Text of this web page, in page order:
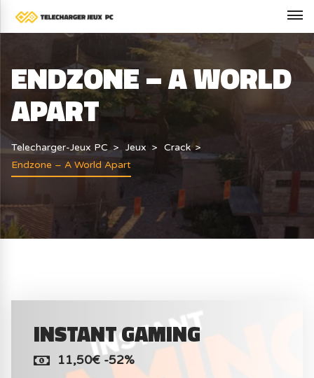
ENDZONE – A WORLD
APART
Telecharger-Jeux PC Jeux
Crack
Endzone – A World Apart
INSTANT GAMING
11,50€ -52%